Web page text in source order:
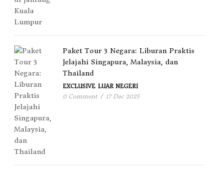
Paket Tour 3 Negara: Liburan Praktis
Jelajahi Singapura, Malaysia, dan
Thailand
EXCLUSIVE LUAR NEGERI
0 Comment / 17 Dec 2025